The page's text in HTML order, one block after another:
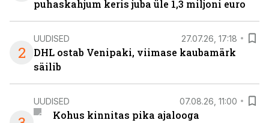
puhaskahjum keris juba üle 1,3 miljoni euro
2
UUDISED 27.07.26, 17:18
DHL ostab Venipaki, viimase kaubamärk
säilib
UUDISED 07.08.26, 11:00
Kohus kinnitas pika ajalooga